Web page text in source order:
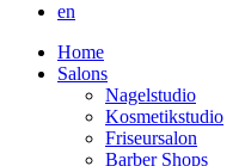
en
Home
Salons
Nagelstudio
Kosmetikstudio
Friseursalon
Barber Shops